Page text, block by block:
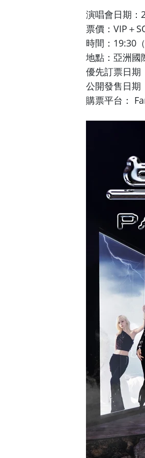
演唱會日期：
票價：VIP＋
時間：19:30
地點：亞洲國
優先訂票日期
公開發售日期
購票平台：